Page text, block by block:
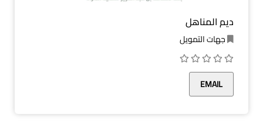
ديم المناهل
جهات التمويل
EMAIL